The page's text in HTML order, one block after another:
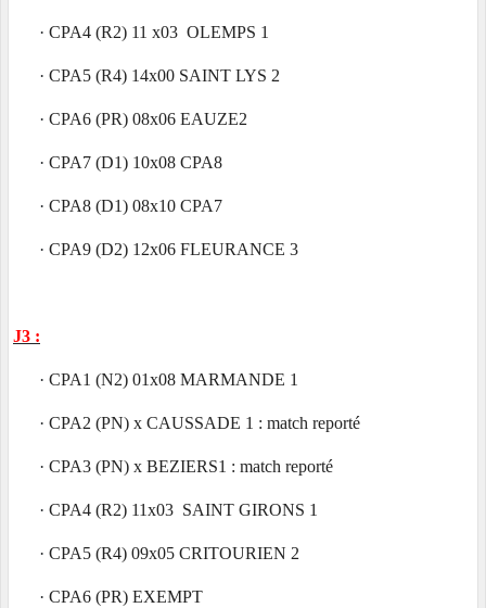
· CPA4 (R2) 11 x03 OLEMPS 1
· CPA5 (R4) 14x00 SAINT LYS 2
· CPA6 (PR) 08x06 EAUZE2
· CPA7 (D1) 10x08 CPA8
· CPA8 (D1) 08x10 CPA7
· CPA9 (D2) 12x06 FLEURANCE 3
J3 :
· CPA1 (N2) 01x08 MARMANDE 1
· CPA2 (PN) x CAUSSADE 1 : match reporté
· CPA3 (PN) x BEZIERS1 : match reporté
· CPA4 (R2) 11x03 SAINT GIRONS 1
· CPA5 (R4) 09x05 CRITOURIEN 2
· CPA6 (PR) EXEMPT